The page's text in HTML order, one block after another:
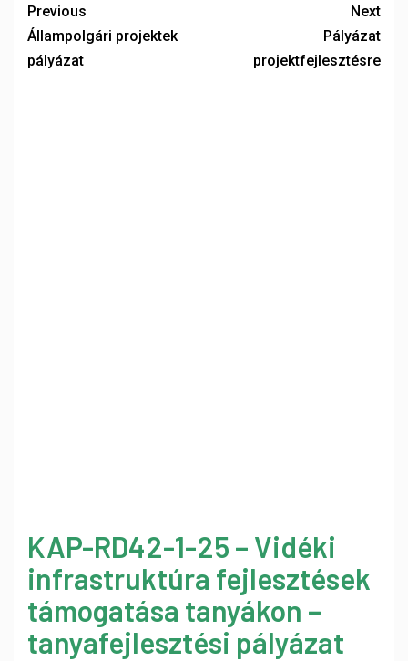
Previous
Állampolgári projektek
pályázat
Next
Pályázat
projektfejlesztésre
KAP-RD42-1-25 – Vidéki
infrastruktúra fejlesztések
támogatása tanyákon –
tanyafejlesztési pályázat